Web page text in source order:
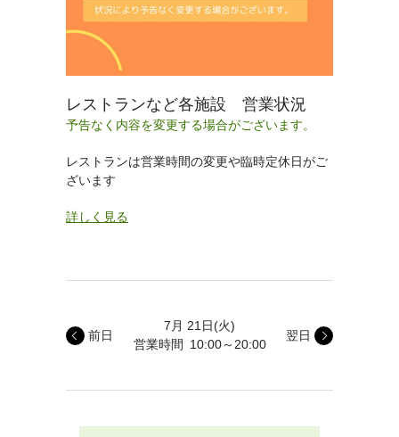
レストランなど各施設 営業状況
予告なく内容を変更する場合がございます。
レストランは営業時間の変更や臨時定休日がご
ざいます
詳しく見る
7月 21日(火)
営業時間
10:00～20:00
前日 翌日